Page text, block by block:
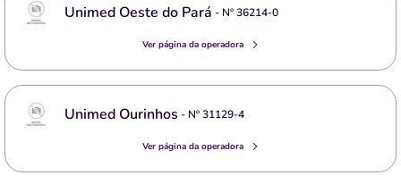
Unimed Oeste do Pará - Nº36214-0
Ver página da operadora
Unimed Ourinhos - Nº31129-4
Ver página da operadora